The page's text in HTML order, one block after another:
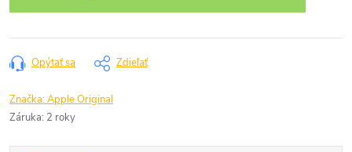
Opýtať sa Zdieľať
Značka:Apple Original
Záruka: 2 roky